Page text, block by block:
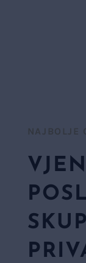
NAJBOLJE